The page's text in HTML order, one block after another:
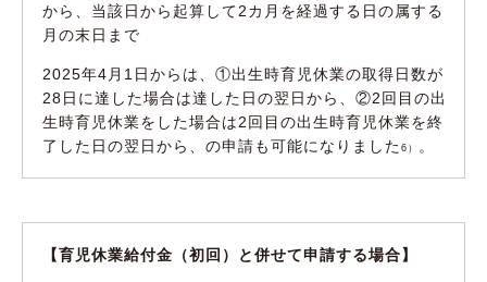
から、当該日から起算して2カ月を経過する日の属する
月の末日まで
2025年4月1日からは、①出生時育児休業の取得日数が
28日に達した場合は達した日の翌日から、②2回目の出
生時育児休業をした場合は2回目の出生時育児休業を終
了した日の翌日から、の申請も可能になりました6） 。
【育児休業給付金（初回）と併せて申請する場合】